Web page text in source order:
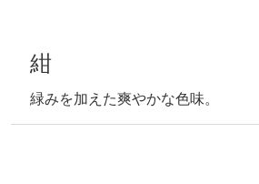
紺
緑みを加えた爽やかな色味。